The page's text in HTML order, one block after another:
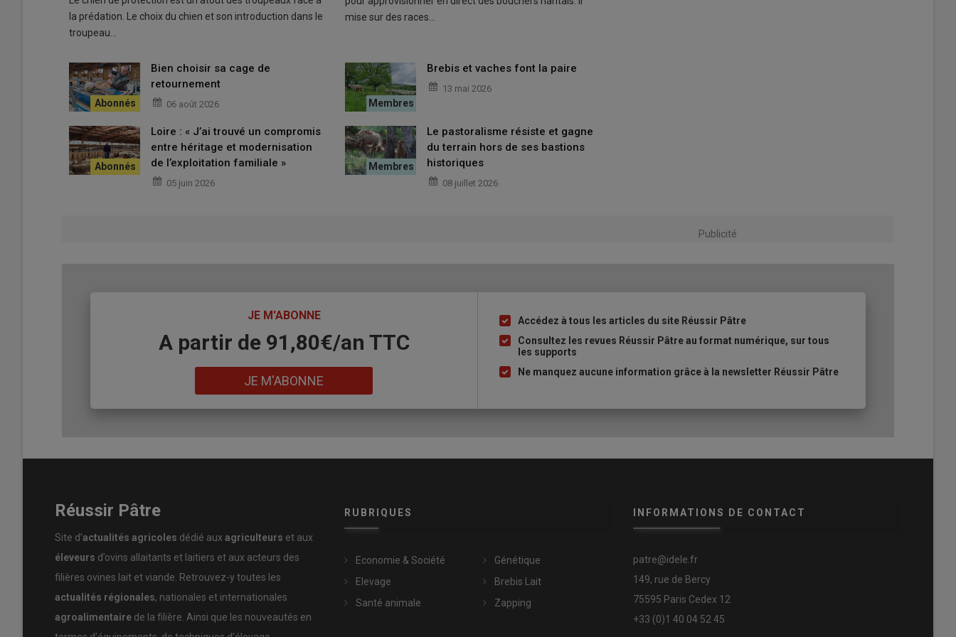
la prédation. Le choix du chien et son introduction dans le
troupeau…
mise sur des races…
Bien choisir sa cage de
retournement
06 août 2026
Brebis et vaches font la paire
13 mai 2026
Loire : « J’ai trouvé un compromis
entre héritage et modernisation
de l’exploitation familiale »
05 juin 2026
Le pastoralisme résiste et gagne
du terrain hors de ses bastions
historiques
08 juillet 2026
Publicité
JE M'ABONNE
BodyA partir de 91,80€/an​ TTC
JE M'ABONNE
Liste
à
puce
Accédez à tous les articles du site Réussir Pâtre
Consultez les revues Réussir Pâtre au format numérique, sur tous
les supports
Ne manquez aucune information grâce à la newsletter Réussir Pâtre
Réussir Pâtre
Site d’actualités agricoles dédié aux agriculteurs et aux
éleveurs d’ovins allaitants et laitiers et aux acteurs des
filières ovines lait et viande. Retrouvez-y toutes les
actualités régionales, nationales et internationales
agroalimentaire de la filière. Ainsi que les nouveautés en
RUBRIQUES
Economie & Société
Elevage
Santé animale
Génétique
Brebis Lait
Zapping
INFORMATIONS DE CONTACT
patre@idele.fr
149, rue de Bercy
75595 Paris Cedex 12
+33 (0)1 40 04 52 45